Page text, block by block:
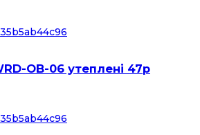
OB-06 утеплені 47р